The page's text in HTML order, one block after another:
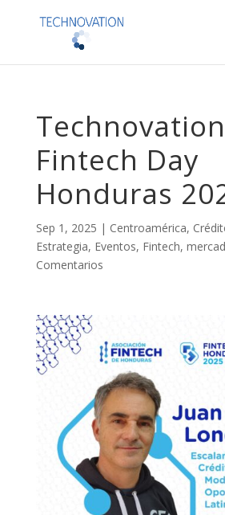
Fintech Day
Honduras
Sep 1, 2025 | Centroamérica,
Estrategia, Eventos, Fintech,
Comentarios